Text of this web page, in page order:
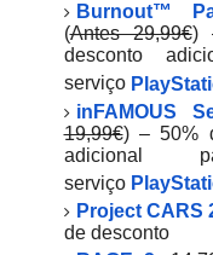
Burnout™
(Antes 29,99€)
desconto
serviço
inFAMOUS
19,99€) – 50%
adicional
serviço
Project CARS
de desconto